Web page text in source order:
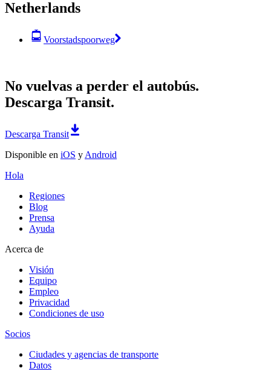
Netherlands
Voorstadspoorweg
No vuelvas a perder el autobús.
Descarga Transit.
Descarga Transit
Disponible en iOS y Android
Hola
Regiones
Blog
Prensa
Ayuda
Acerca de
Visión
Equipo
Empleo
Privacidad
Condiciones de uso
Socios
Ciudades y agencias de transporte
Datos